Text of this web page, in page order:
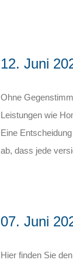
12. Juni
Ohne
Leistungen wie
Eine
ab, dass jede
07. Juni
Hier finden Sie